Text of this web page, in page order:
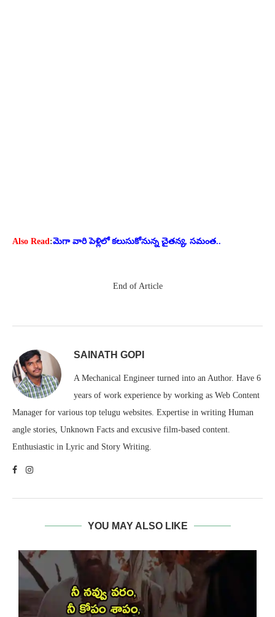
Also Read:మెగా వారి పెళ్లిలో కలుసుకోనున్న చైతన్య, సమంత..
End of Article
SAINATH GOPI
A Mechanical Engineer turned into an Author. Have 6
years of work experience by working as Web Content
Manager for various top telugu websites. Expertise in writing Human
angle stories, Unknown Facts and excusive film-based content.
Enthusiastic in Lyric and Story Writing.
YOU MAY ALSO LIKE